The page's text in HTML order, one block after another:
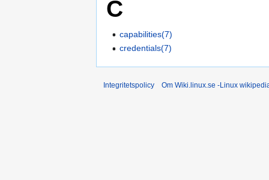
C
capabilities(7)
credentials(7)
Integritetspolicy Om Wiki.linux.se -Linux